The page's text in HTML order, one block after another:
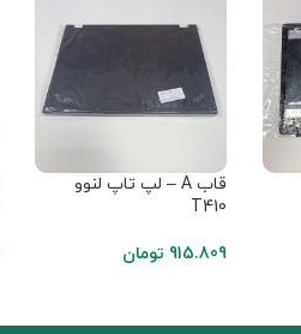
قاب A – لپ تاپ لنوو
T410
915.809 تومان